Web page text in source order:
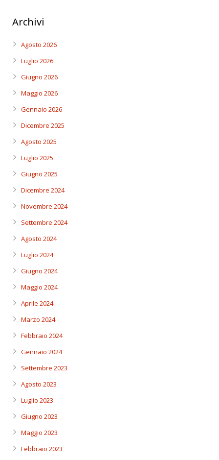
Archivi
Agosto 2026
Luglio 2026
Giugno 2026
Maggio 2026
Gennaio 2026
Dicembre 2025
Agosto 2025
Luglio 2025
Giugno 2025
Dicembre 2024
Novembre 2024
Settembre 2024
Agosto 2024
Luglio 2024
Giugno 2024
Maggio 2024
Aprile 2024
Marzo 2024
Febbraio 2024
Gennaio 2024
Settembre 2023
Agosto 2023
Luglio 2023
Giugno 2023
Maggio 2023
Febbraio 2023